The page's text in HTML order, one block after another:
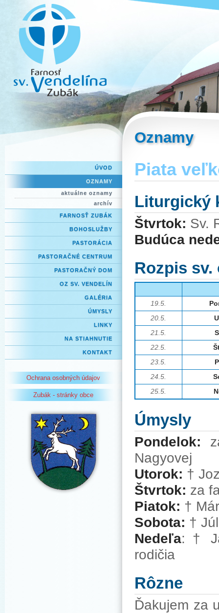
ÚVOD
OZNAMY
aktuálne oznamy
archív
FARNOSŤ ZUBÁK
BOHOSLUŽBY
PASTORÁCIA
PASTORAČNÉ CENTRUM
PASTORAČNÝ DOM
OZ SV. VENDELÍN
GALÉRIA
ÚMYSLY
LINKY
NA STIAHNUTIE
KONTAKT
Ochrana osobných údajov
Zubák - stránky obce
Oznamy
Piata
Liturgický
Štvrtok: Sv.
Budúca
Rozpis sv.
19.5.
20.5.
21.5.
22.5.
23.5.
24.5.
25.5.
Úmysly
Pondelok:
Nagyovej
Utorok: †
Štvrtok: za
Piatok: †
Sobota: †
Nedeľa: †
rodičia
Rôzne
Ďakujem za